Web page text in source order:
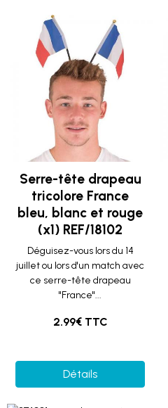
Serre-tête drapeau
tricolore France
bleu, blanc et rouge
(x1) REF/18102
Déguisez-vous lors du 14
juillet ou lors d'un match avec
ce serre-tête drapeau
"France"...
2.99€ TTC
Détails